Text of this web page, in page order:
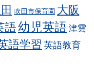
吹田市保育園 大阪
語幼児英語 津雲
語学習 英語教育